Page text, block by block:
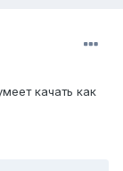
качать как